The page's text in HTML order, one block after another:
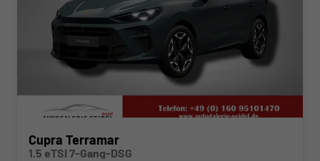
Cupra Terramar
1.5 eTSI 7-Gang-DSG